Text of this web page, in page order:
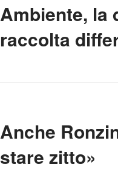
Ambiente, la
raccolta
Anche
stare zitto»